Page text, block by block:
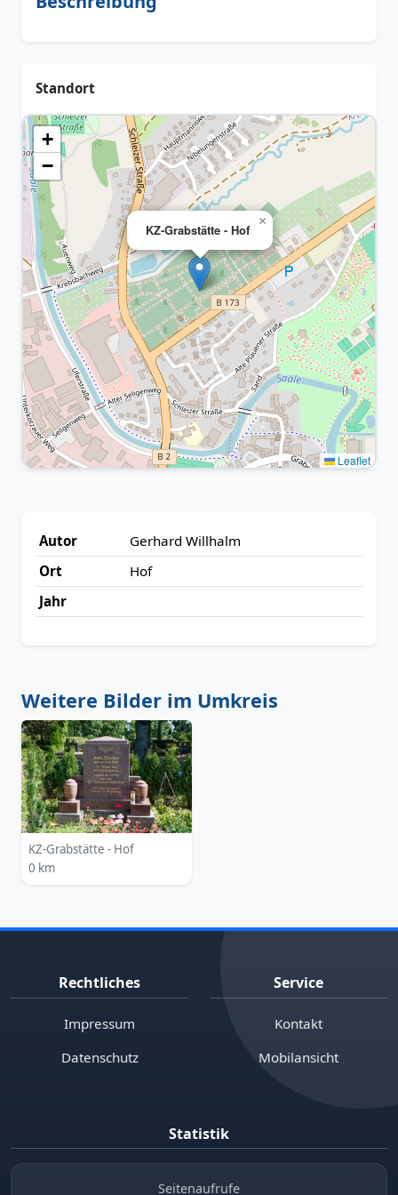
Standort
KZ-Grabstätte - Hof
×
+
−
Leaflet
Autor
Gerhard Willhalm
Ort
Hof
Jahr
Weitere Bilder im Umkreis
KZ-Grabstätte - Hof
0 km
Rechtliches
Impressum
Datenschutz
Service
Kontakt
Mobilansicht
Statistik
Seitenaufrufe